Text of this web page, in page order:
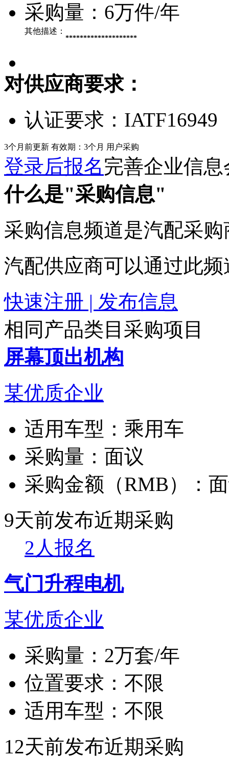
采购量： 6万件/年
其他描述：
********************
对供应商要求：
认证要求： IATF16949
3个月前更新 有效期：3个月 用户采购
登录后报名完善企业信
什么是"采购信息"
采购信息频道是汽配采
汽配供应商可以通过此
快速注册 | 发布信息
相同产品类目采购项目
屏幕顶出机构
某优质企业
适用车型： 乘用车
采购量： 面议
采购金额（RMB）：
9天前发布近期采购
2人报名
气门升程电机
某优质企业
采购量： 2万套/年
位置要求： 不限
适用车型： 不限
12天前发布近期采购